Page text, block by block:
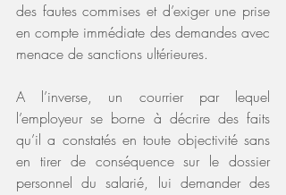
des fautes commises et d’exiger une prise
en compte immédiate des demandes avec
menace de sanctions ultérieures.
A l’inverse, un courrier par lequel
l’employeur se borne à décrire des faits
qu’il a constatés en toute objectivité sans
en tirer de conséquence sur le dossier
personnel du salarié, lui demander des